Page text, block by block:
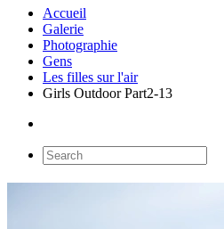
Accueil
Galerie
Photographie
Gens
Les filles sur l'air
Girls Outdoor Part2-13